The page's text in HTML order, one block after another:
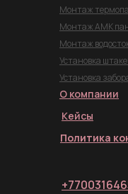
О компании
Кейсы
Монтаж
Монтаж АМК
Монтаж
Установка
Установка
Политика